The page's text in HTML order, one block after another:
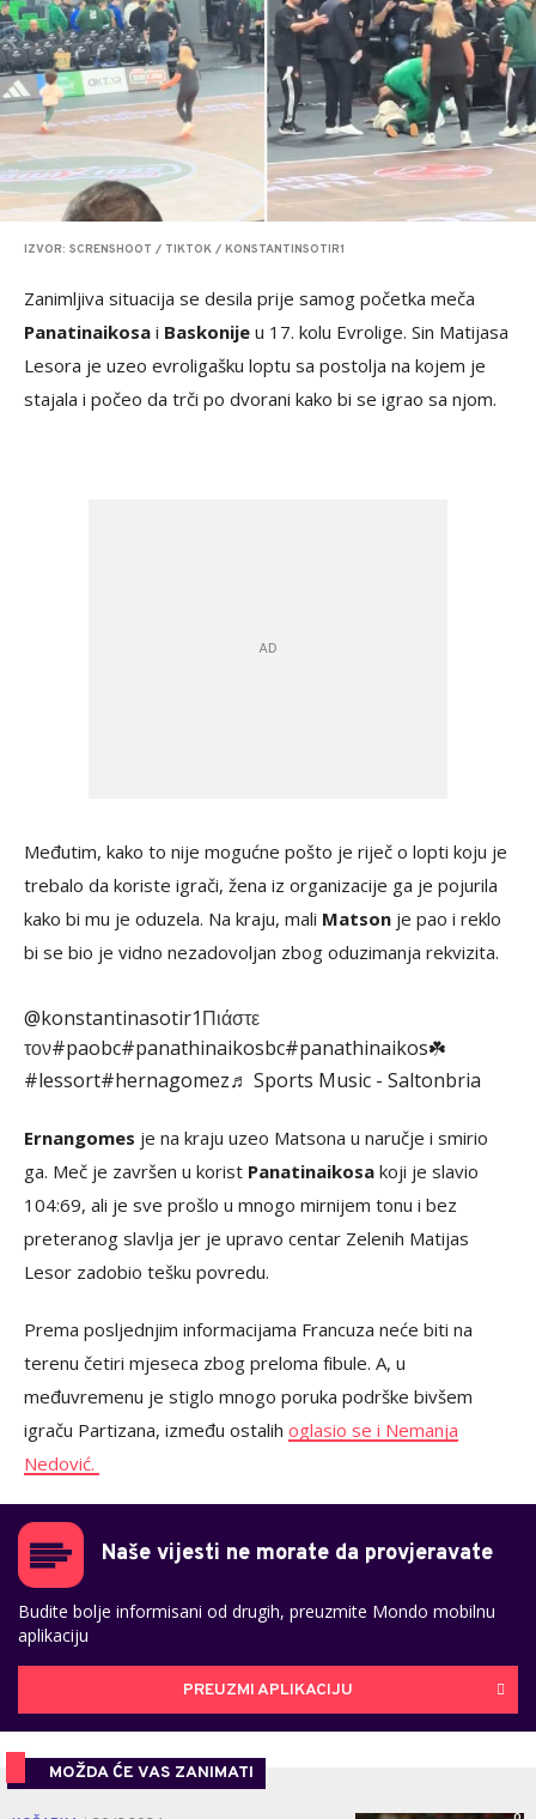
IZVOR: SCRENSHOOT / TIKTOK / KONSTANTINSOTIR1
Zanimljiva situacija se desila prije samog početka meča
Panatinaikosa i Baskonije u 17. kolu Evrolige. Sin Matijasa
Lesora je uzeo evroligašku loptu sa postolja na kojem je
stajala i počeo da trči po dvorani kako bi se igrao sa njom.
Međutim, kako to nije mogućne pošto je riječ o lopti koju je
trebalo da koriste igrači, žena iz organizacije ga je pojurila
kako bi mu je oduzela. Na kraju, mali Matson je pao i reklo
bi se bio je vidno nezadovoljan zbog oduzimanja rekvizita.
@konstantinasotir1 Πιάστε
τον#paobc#panathinaikosbc#panathinaikos☘️
#lessort#hernagomez♬ Sports Music - Saltonbria
Ernangomes je na kraju uzeo Matsona u naručje i smirio
ga. Meč je završen u korist Panatinaikosa koji je slavio
104:69, ali je sve prošlo u mnogo mirnijem tonu i bez
preteranog slavlja jer je upravo centar Zelenih Matijas
Lesor zadobio tešku povredu.
Prema posljednjim informacijama Francuza neće biti na
terenu četiri mjeseca zbog preloma fibule. A, u
međuvremenu je stiglo mnogo poruka podrške bivšem
igraču Partizana, između ostalih oglasio se i Nemanja
Nedović.
Naše vijesti ne morate da provjeravate
Budite bolje informisani od drugih, preuzmite Mondo mobilnu
aplikaciju
PREUZMI APLIKACIJU
MOŽDA ĆE VAS ZANIMATI